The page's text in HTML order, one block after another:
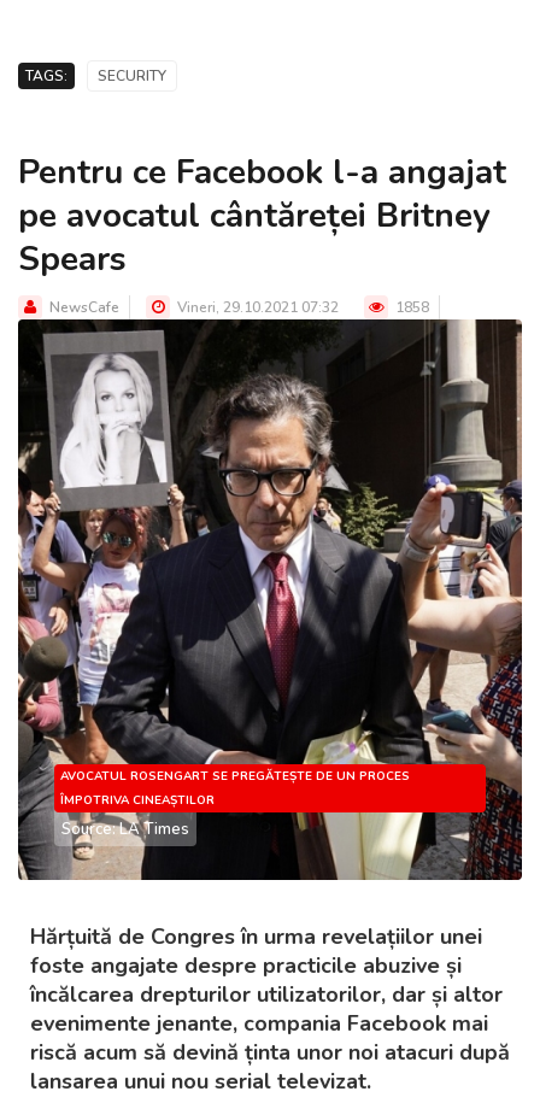
TAGS: SECURITY
Pentru ce Facebook l-a angajat
pe avocatul cântăreței Britney
Spears
NewsCafe Vineri, 29.10.2021 07:32 1858
AVOCATUL ROSENGART SE PREGĂTEȘTE DE UN PROCES
ÎMPOTRIVA CINEAȘTILOR
Source: LA Times
Hărțuită de Congres în urma revelațiilor unei
foste angajate despre practicile abuzive și
încălcarea drepturilor utilizatorilor, dar și altor
evenimente jenante, compania Facebook mai
riscă acum să devină ținta unor noi atacuri după
lansarea unui nou serial televizat.